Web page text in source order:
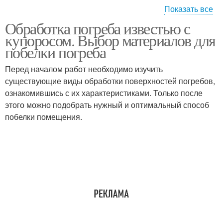
Купорос для побелки
купоросом
Медные купоросы Известь от плесени
Показать все
Обработка погреба известью с
купоросом. Выбор материалов для
побелки погреба
Перед началом работ необходимо изучить
существующие виды обработки поверхностей погребов,
ознакомившись с их характеристиками. Только после
этого можно подобрать нужный и оптимальный способ
побелки помещения.